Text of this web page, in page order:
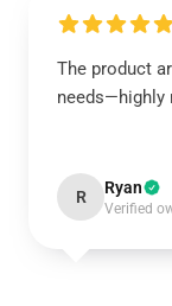
The product
needs—highly
R Ryan
Verified